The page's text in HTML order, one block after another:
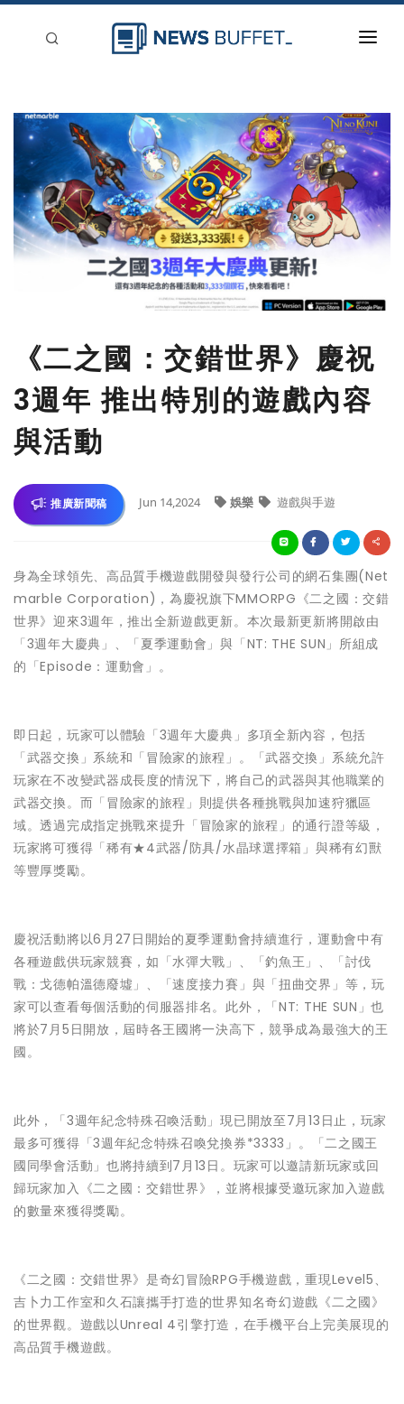
新聞稿分類
登入
刊登
《二之國：交錯世界》慶祝
3週年 推出特別的遊戲內容
與活動
推廣新聞稿 Jun 14,2024 娛樂 遊戲與手遊
身為全球領先、高品質手機遊戲開發與發行公司的網石集團(Net
marble Corporation)，為慶祝旗下MMORPG《二之國：交錯
世界》迎來3週年，推出全新遊戲更新。本次最新更新將開啟由
「3週年大慶典」、「夏季運動會」與「NT: THE SUN」所組成
的「Episode：運動會」。
即日起，玩家可以體驗「3週年大慶典」多項全新內容，包括
「武器交換」系統和「冒險家的旅程」。「武器交換」系統允許
玩家在不改變武器成長度的情況下，將自己的武器與其他職業的
武器交換。而「冒險家的旅程」則提供各種挑戰與加速狩獵區
域。透過完成指定挑戰來提升「冒險家的旅程」的通行證等級，
玩家將可獲得「稀有★4武器/防具/水晶球選擇箱」與稀有幻獸
等豐厚獎勵。
慶祝活動將以6月27日開始的夏季運動會持續進行，運動會中有
各種遊戲供玩家競賽，如「水彈大戰」、「釣魚王」、「討伐
戰：戈德帕溫德廢墟」、「速度接力賽」與「扭曲交界」等，玩
家可以查看每個活動的伺服器排名。此外，「NT: THE SUN」也
將於7月5日開放，屆時各王國將一決高下，競爭成為最強大的王
國。
此外，「3週年紀念特殊召喚活動」現已開放至7月13日止，玩家
最多可獲得「3週年紀念特殊召喚兌換券*3333」。「二之國王
國同學會活動」也將持續到7月13日。玩家可以邀請新玩家或回
歸玩家加入《二之國：交錯世界》，並將根據受邀玩家加入遊戲
的數量來獲得獎勵。
《二之國：交錯世界》是奇幻冒險RPG手機遊戲，重現Level5、
吉卜力工作室和久石讓攜手打造的世界知名奇幻遊戲《二之國》
的世界觀。遊戲以Unreal 4引擎打造，在手機平台上完美展現的
高品質手機遊戲。